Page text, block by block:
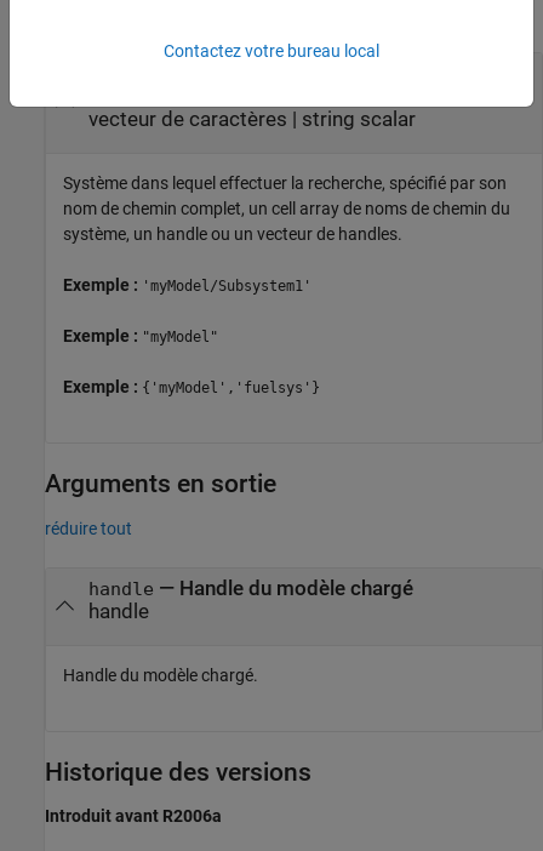
vecteur de caractères | string scalar
Système dans lequel effectuer la recherche, spécifié par son
nom de chemin complet, un cell array de noms de chemin du
système, un handle ou un vecteur de handles.
Exemple : 'myModel/Subsystem1'
Exemple : "myModel"
Exemple : {'myModel','fuelsys'}
Arguments en sortie
réduire tout
handle — Handle du modèle chargé
handle
Handle du modèle chargé.
Historique des versions
Introduit avant R2006a
Contactez votre bureau local